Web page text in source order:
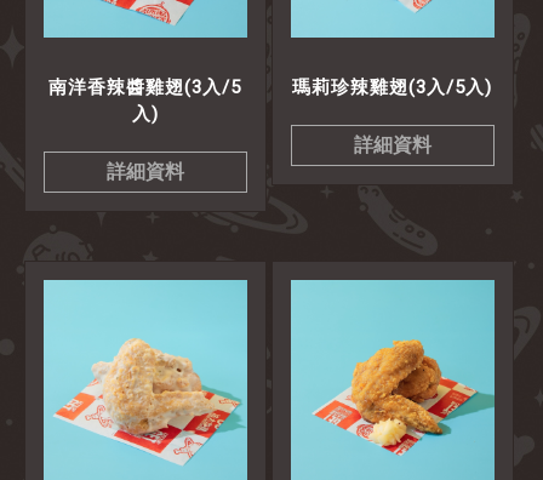
南洋香辣醬雞翅(3入/5
入)
詳細資料
瑪莉珍辣雞翅(3入/5入)
詳細資料